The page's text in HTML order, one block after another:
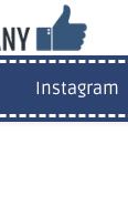
Instagram